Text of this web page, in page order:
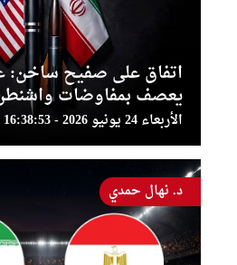
اتفاق على صفيح ساخن:
يعصف بمفاوضات
الأربعاء 24 يونيو 2026 - 16:38:53
د. نهال حمدي